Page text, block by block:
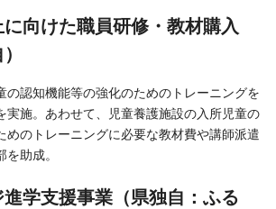
向けた職員研修・教材購入
の認知機能等の強化のためのトレーニングを
実施。あわせて、児童養護施設の入所児童の
めのトレーニングに必要な教材費や講師派遣
助成。
学支援事業（県独自：ふる